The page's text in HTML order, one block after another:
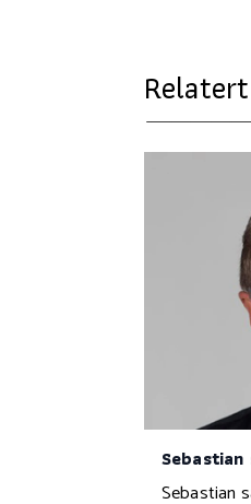
Sebastian